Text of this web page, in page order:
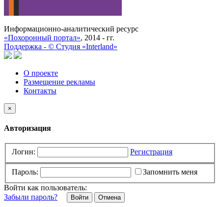
Информационно-аналитический ресурс
«Похоронный портал», 2014 - гг.
Поддержка - © Cтудия «Interland»
О проекте
Размещение рекламы
Контакты
×
Авторизация
Логин: Регистрация
Пароль:
Запомнить меня
Войти как пользователь:
Забыли пароль?
Отмена